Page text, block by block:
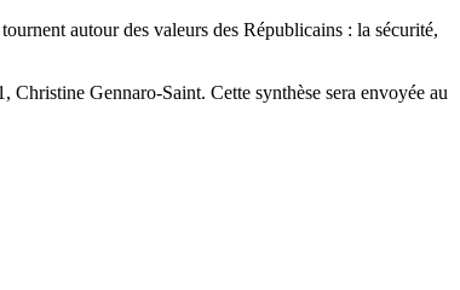
autour des valeurs des Républicains : la sécurité,
Christine Gennaro-Saint. Cette synthèse sera envoyée au